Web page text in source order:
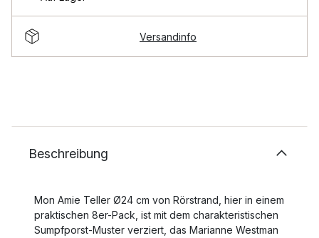
Versandinfo
Beschreibung
Mon Amie Teller Ø24 cm von Rörstrand, hier in einem
praktischen 8er-Pack, ist mit dem charakteristischen
Sumpfporst-Muster verziert, das Marianne Westman